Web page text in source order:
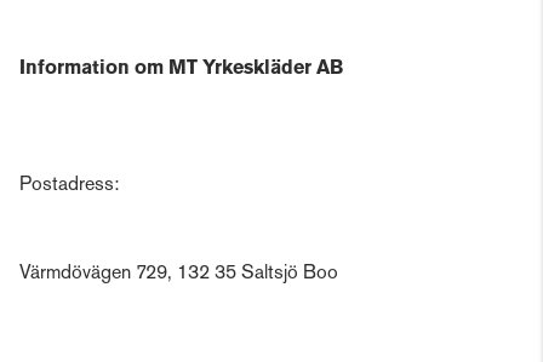
Information om MT Yrkeskläder AB
Postadress:
Värmdövägen 729, 132 35 Saltsjö Boo